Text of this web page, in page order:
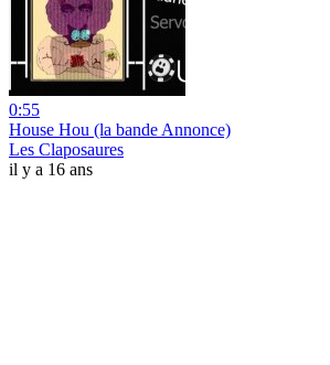
0:55
House Hou (la bande Annonce)
Les Claposaures
il y a 16 ans